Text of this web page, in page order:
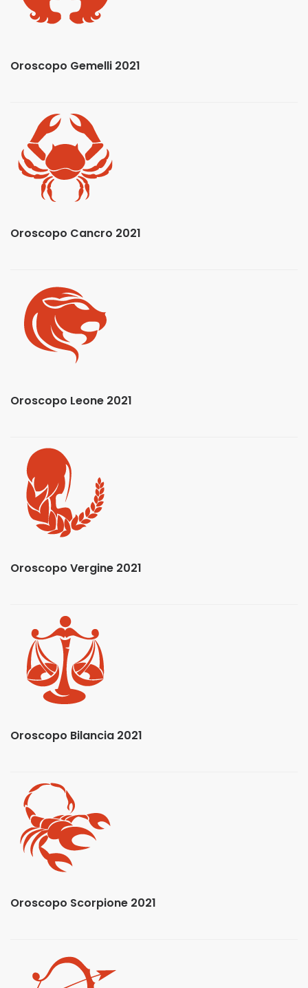
Oroscopo Gemelli 2021
Oroscopo Cancro 2021
Oroscopo Leone 2021
Oroscopo Vergine 2021
Oroscopo Bilancia 2021
Oroscopo Scorpione 2021